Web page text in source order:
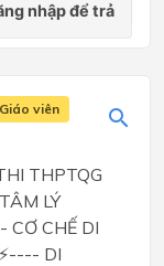
Giáo viên
THPTQG
LÝ
CƠ CHẾ DI
DI